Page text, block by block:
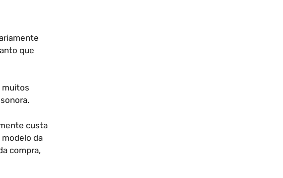
que
muitos
custa
da
compra,